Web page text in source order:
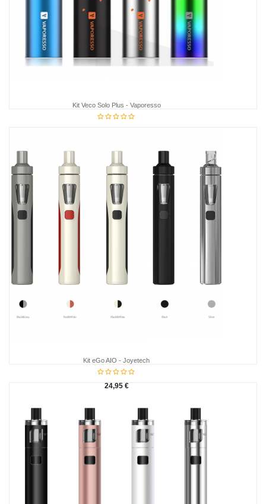
Kit Veco Solo Plus - Vaporesso
Kit eGo AIO - Joyetech
24,95 €